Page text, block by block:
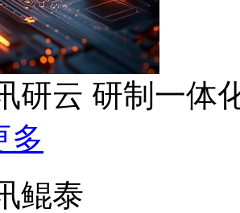
研云 研制一体
多
鲲泰